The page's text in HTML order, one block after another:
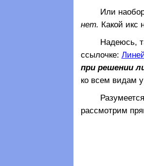
Или
нет. Какой икс
Надеюсь,
ссылочке:
при решении
ко всем видам
Разумеется,
рассмотрим